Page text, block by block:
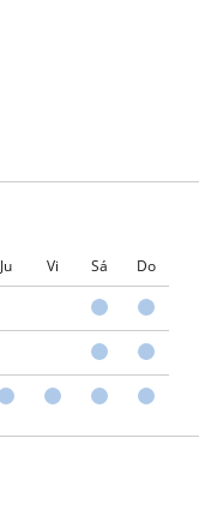
Ju Vi Sá Do